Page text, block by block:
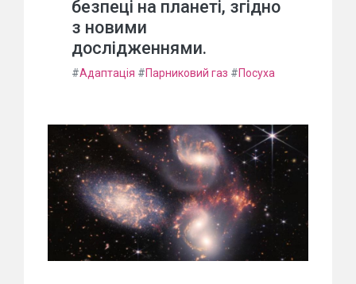
безпеці на планеті, згідно
з новими
дослідженнями.
#Адаптація #Парниковий газ #Посуха